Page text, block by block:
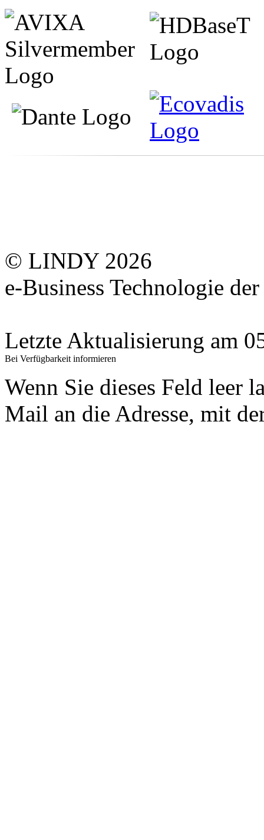
© LINDY 2026
e-Business Technologie
Letzte Aktualisierung am
Bei Verfügbarkeit informieren
Wenn Sie dieses Feld leer
Mail an die Adresse, mit